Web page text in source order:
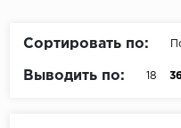
Сортировать по:
Выводить по: 18